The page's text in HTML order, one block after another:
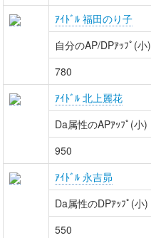
ｱｲﾄﾞﾙ 福田のり子
自分のAP/DPｱｯﾌﾟ(小)
780
ｱｲﾄﾞﾙ 北上麗花
Da属性のAPｱｯﾌﾟ(小)
950
ｱｲﾄﾞﾙ 永吉昴
Da属性のDPｱｯﾌﾟ(小)
550